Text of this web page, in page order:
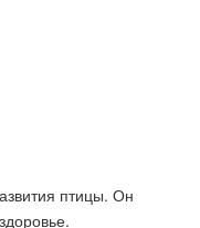
птицы. Он